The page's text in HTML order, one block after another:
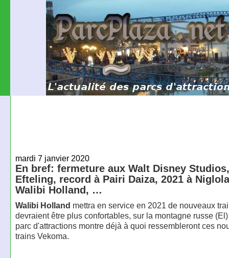
mardi 7 janvier 2020
En bref: fermeture aux Walt Disney
Efteling, record à Pairi Daiza, 2021 à
Walibi Holland, …
Walibi Holland mettra en service en 2021 de nouveaux
devraient être plus confortables, sur la montagne russe
parc d'attractions montre déjà à quoi ressembleront ces
trains Vekoma.